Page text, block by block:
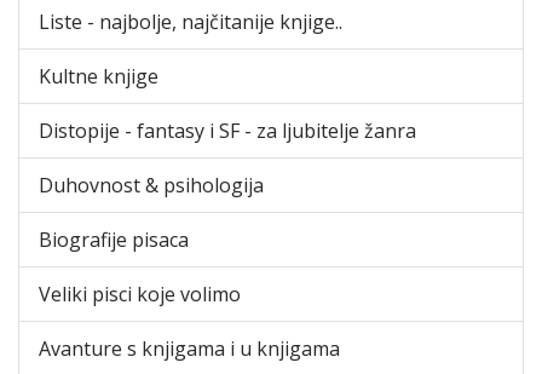
Liste - najbolje, najčitanije knjige..
Kultne knjige
Distopije - fantasy i SF - za ljubitelje žanra
Duhovnost & psihologija
Biografije pisaca
Veliki pisci koje volimo
Avanture s knjigama i u knjigama